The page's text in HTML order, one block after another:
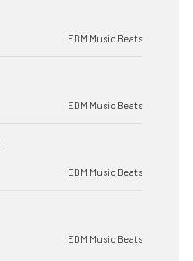
EDM Music Beats
EDM Music Beats
EDM Music Beats
EDM Music Beats